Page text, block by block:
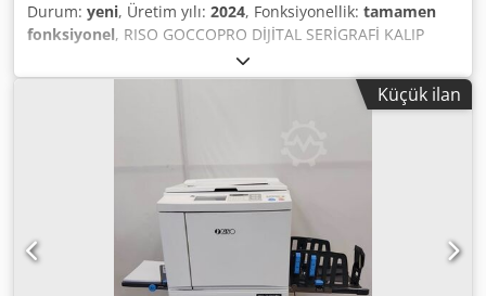
Durum: yeni, Üretim yılı: 2024, Fonksiyonellik: tamamen
fonksiyonel, RISO GOCCOPRO DİJİTAL SERİGRAFİ KALIP
YAPICI, MODEL Mi A4 A4 Maksimum Ekran Yapıcı Kullanımı
kolay. Sanatçılar, okullar ve profesyoneller için ideal Açık
pazardan temin edilen mürekkeplerle uyumlu. Dedpfxeu I
elek – her birinden 10 adet + Çift taraflı bant + 1 x ekran ve
1 x çalışma masası + Rakle) 3. Baskı için YAZILIM CD’si 4.
Kablolar 5. Kullanım kılavuzu
Küçük ilan